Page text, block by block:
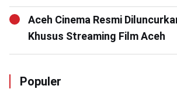
Aceh Cinema Resmi
Khusus Streaming Film Aceh
Populer